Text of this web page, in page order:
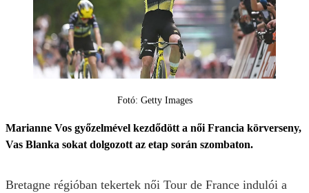
Fotó: Getty Images
Marianne Vos győzelmével kezdődött a női Francia körverseny,
Vas Blanka sokat dolgozott az etap során szombaton.
Bretagne régióban tekertek női Tour de France indulói a